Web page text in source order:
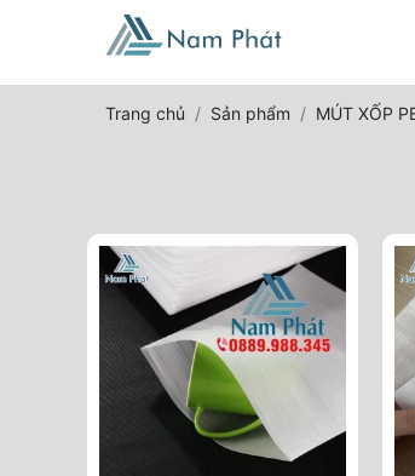
Trang chủ Sản phẩm MÚT XỐP